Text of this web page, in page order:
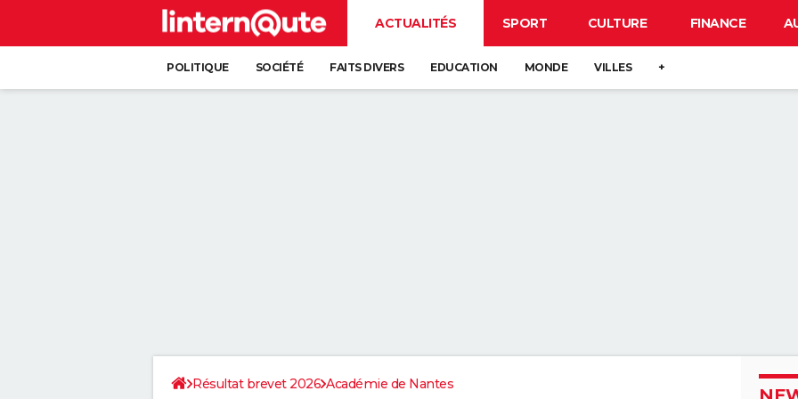
ACTUALITÉS SPORT CULTURE FINANCE
POLITIQUE SOCIÉTÉ FAITS DIVERS EDUCATION MONDE VILLES +
Résultat brevet 2026 Académie de Nantes